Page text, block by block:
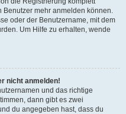
Benutzer mehr anmelden können.
oder der Benutzername, mit dem
Um Hilfe zu erhalten, wende
nicht anmelden!
und das richtige
dann gibt es zwei
du angegeben hast, dass du